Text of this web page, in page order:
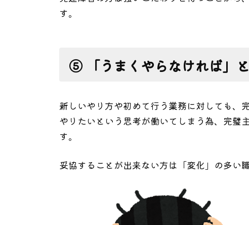
す。
⑤ 「うまくやらなければ」
新しいやり方や初めて行う業務に対しても、
やりたいという思考が働いてしまう為、完璧
す。
妥協することが出来ない方は「変化」の多い